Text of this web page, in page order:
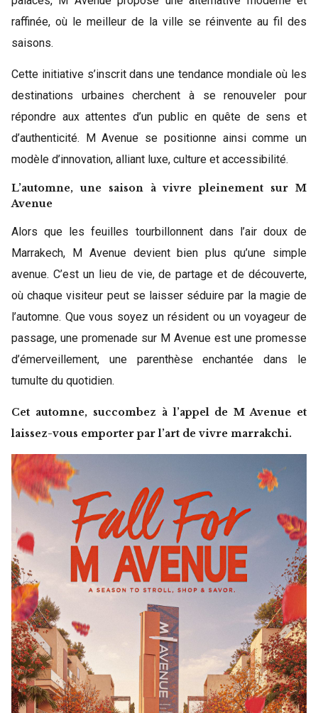
raffinée, où le meilleur de la ville se réinvente au fil des
saisons.
Cette initiative s’inscrit dans une tendance mondiale où les
destinations urbaines cherchent à se renouveler pour
répondre aux attentes d’un public en quête de sens et
d’authenticité. M Avenue se positionne ainsi comme un
modèle d’innovation, alliant luxe, culture et accessibilité.
L’automne, une saison à vivre pleinement sur M
Avenue
Alors que les feuilles tourbillonnent dans l’air doux de
Marrakech, M Avenue devient bien plus qu’une simple
avenue. C’est un lieu de vie, de partage et de découverte,
où chaque visiteur peut se laisser séduire par la magie de
l’automne. Que vous soyez un résident ou un voyageur de
passage, une promenade sur M Avenue est une promesse
d’émerveillement, une parenthèse enchantée dans le
tumulte du quotidien.
Cet automne, succombez à l’appel de M Avenue et
laissez-vous emporter par l’art de vivre marrakchi.